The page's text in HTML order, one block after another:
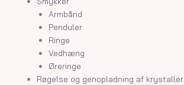
Armbånd
Penduler
Ringe
Vedhæng
Øreringe
Røgelse og genopladning af krystaller